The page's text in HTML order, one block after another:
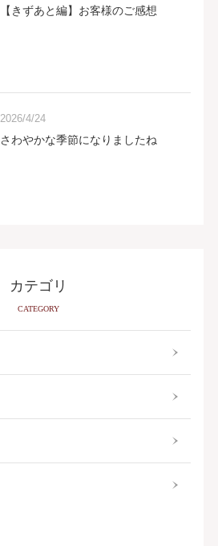
【きずあと編】お客様のご感想
2026/4/24
さわやかな季節になりましたね
カテゴリ
CATEGORY